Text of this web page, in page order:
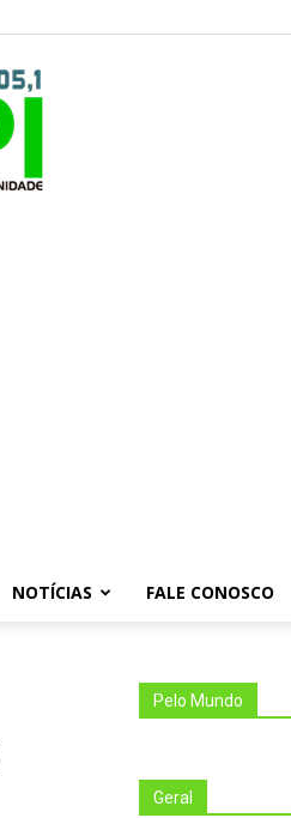
NOTÍCIAS FALE CONOSCO
Pelo Mundo
Geral